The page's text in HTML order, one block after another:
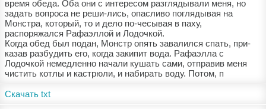
время обеда. Оба они с интересом разглядывали меня, но
задать вопроса не реши-лись, опасливо поглядывая на
Монстра, который, то и дело по-чесывая в паху,
распоряжался Рафаэллой и Лодочкой.
Когда обед был подан, Монстр опять завалился спать, при-
казав разбудить его, когда закипит вода. Рафаэлла с
Лодочкой немедленно начали кушать сами, отправив меня
чистить котлы и кастрюли, и набирать воду. Потом, п
Скачать txt